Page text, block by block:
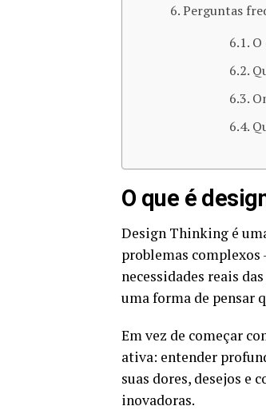
Perguntas
O que é
Design Thinking é
problemas complexos
necessidades reais
uma forma de pensar
Em vez de começar
ativa: entender
suas dores, desejos e
inovadoras.